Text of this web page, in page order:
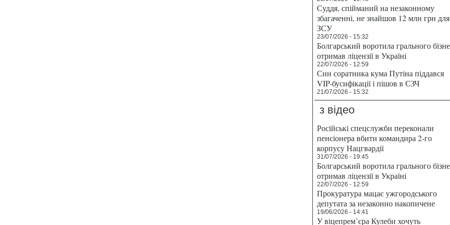
Суддя, спійманий на незаконному
збагаченні, не знайшов 12 млн грн для
ЗСУ
23/07/2026 - 15:32
Болгарський воротила грального
отримав ліцензії в Україні
22/07/2026 - 12:59
Син соратника кума Путіна піддався
VIP-бусифікації і пішов в СЗЧ
21/07/2026 - 15:32
з відео
Російські спецслужби переконали
пенсіонера вбити командира 2-го
корпусу Нацгвардії
31/07/2026 - 19:45
Болгарський воротила грального
отримав ліцензії в Україні
22/07/2026 - 12:59
Прокуратура мацає ужгородського
депутата за незаконно накопичене
19/06/2026 - 14:41
У віцепрем’єра Кулеби хочуть